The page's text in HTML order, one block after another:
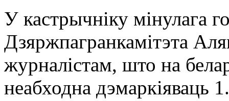
У кастрычніку мінулага
Дзяржпагранкамітэта
журналістам, што на
неабходна дэмаркіяваць